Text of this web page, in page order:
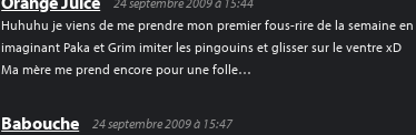
Huhuhu je viens de me prendre mon premier fous-rire de la semaine en
imaginant Paka et Grim imiter les pingouins et glisser sur le ventre xD
Ma mère me prend encore pour une folle…
Babouche
24 septembre 2009 à 15:47